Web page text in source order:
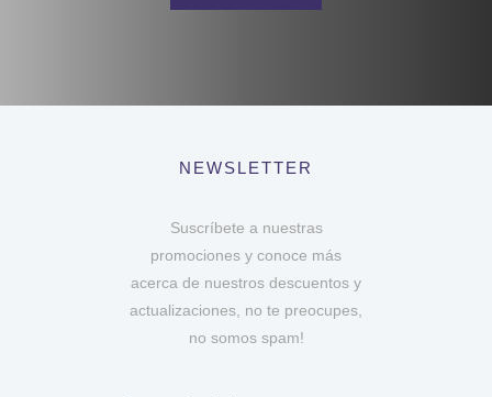
NEWSLETTER
Suscríbete a nuestras
promociones y conoce más
acerca de nuestros descuentos y
actualizaciones, no te preocupes,
no somos spam!